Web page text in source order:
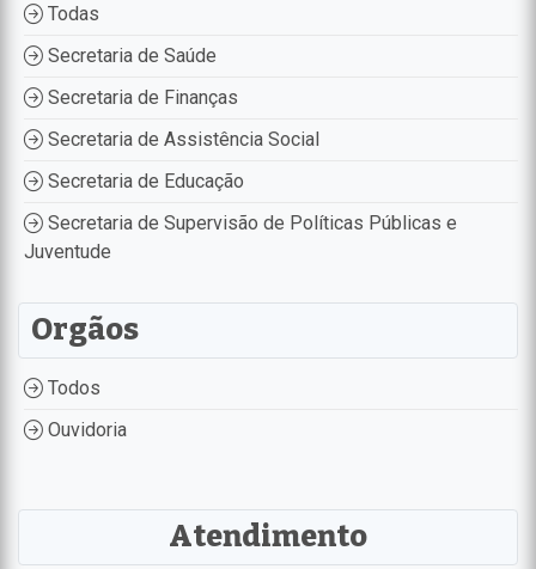
Todas
Secretaria de Saúde
Secretaria de Finanças
Secretaria de Assistência Social
Secretaria de Educação
Secretaria de Supervisão de Políticas Públicas e
Juventude
Orgãos
Todos
Ouvidoria
Atendimento